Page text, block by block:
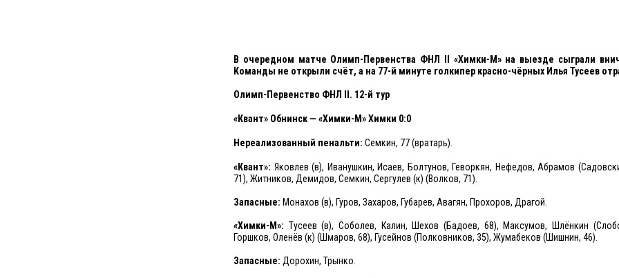
В очередном матче Олимп-Первенства ФНЛ II «Химки-М» на выезде сыграли
Команды не открыли счёт, а на 77-й минуте голкипер красно-чёрных Илья Тусеев
Олимп-Первенство ФНЛ II. 12-й тур
«Квант» Обнинск — «Химки-М» Химки 0:0
Нереализованный пенальти: Семкин, 77 (вратарь).
«Квант»: Яковлев (в), Иванушкин, Исаев, Болтунов, Геворкян, Нефедов, Абрамов
71), Житников, Демидов, Семкин, Сергулев (к) (Волков, 71).
Запасные: Монахов (в), Гуров, Захаров, Губарев, Авагян, Прохоров, Драгой.
«Химки-М»: Тусеев (в), Соболев, Калин, Шехов (Бадоев, 68), Максумов, Шлёнкин
Горшков, Оленёв (к) (Шмаров, 68), Гусейнов (Полковников, 35), Жумабеков (Шишнин, 46).
Запасные: Дорохин, Трынко.